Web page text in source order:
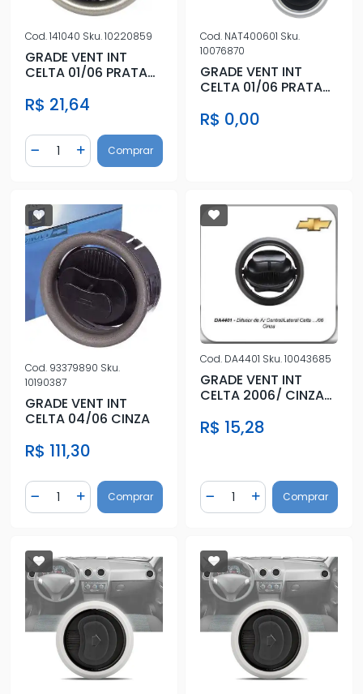
Cod.141040 Sku.10220859
GRADE VENT INT
CELTA 01/06 PRATA
MOLDURA
R$ 21,64
Diminuir Quantidade
Quantidade
Adicionar Quantidade
Comprar
Cod. NAT400601 Sku.
10076870
GRADE VENT INT
CELTA 01/06 PRATA
R$ 0,00
Cod. 93379890 Sku.
10190387
GRADE VENT INT
CELTA 04/06 CINZA
R$ 111,30
Diminuir Quantidade
Quantidade
Adicionar Quantidade
Comprar
Cod. DA4401 Sku.10043685
GRADE VENT INT
CELTA 2006/ CINZA
R$ 15,28
Diminuir Quantidade
Quantidade
AdicionarComprar